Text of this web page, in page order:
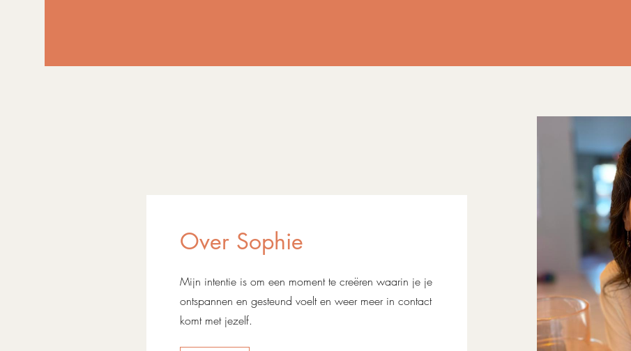
Over Sophie
Mijn intentie is om een moment te creëren waarin je je
ontspannen en gesteund voelt en weer meer in contact
komt met jezelf.